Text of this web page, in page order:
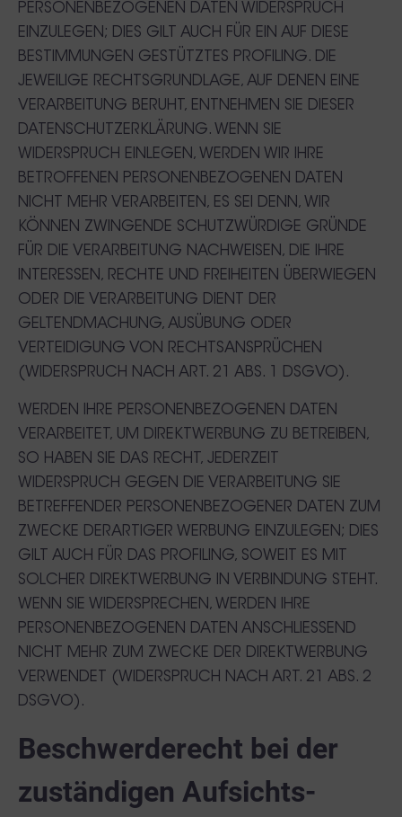
PERSONENBEZOGENEN DATEN WIDERSPRUCH
EINZULEGEN; DIES GILT AUCH FÜR EIN AUF DIESE
BESTIMMUNGEN GESTÜTZTES PROFILING. DIE
JEWEILIGE RECHTSGRUNDLAGE, AUF DENEN EINE
VERARBEITUNG BERUHT, ENTNEHMEN SIE DIESER
DATENSCHUTZERKLÄRUNG. WENN SIE
WIDERSPRUCH EINLEGEN, WERDEN WIR IHRE
BETROFFENEN PERSONENBEZOGENEN DATEN
NICHT MEHR VERARBEITEN, ES SEI DENN, WIR
KÖNNEN ZWINGENDE SCHUTZWÜRDIGE GRÜNDE
FÜR DIE VERARBEITUNG NACHWEISEN, DIE IHRE
INTERESSEN, RECHTE UND FREIHEITEN ÜBERWIEGEN
ODER DIE VERARBEITUNG DIENT DER
GELTENDMACHUNG, AUSÜBUNG ODER
VERTEIDIGUNG VON RECHTSANSPRÜCHEN
(WIDERSPRUCH NACH ART. 21 ABS. 1 DSGVO).
WERDEN IHRE PERSONENBEZOGENEN DATEN
VERARBEITET, UM DIREKTWERBUNG ZU BETREIBEN,
SO HABEN SIE DAS RECHT, JEDERZEIT
WIDERSPRUCH GEGEN DIE VERARBEITUNG SIE
BETREFFENDER PERSONENBEZOGENER DATEN ZUM
ZWECKE DERARTIGER WERBUNG EINZULEGEN; DIES
GILT AUCH FÜR DAS PROFILING, SOWEIT ES MIT
SOLCHER DIREKTWERBUNG IN VERBINDUNG STEHT.
WENN SIE WIDERSPRECHEN, WERDEN IHRE
PERSONENBEZOGENEN DATEN ANSCHLIESSEND
NICHT MEHR ZUM ZWECKE DER DIREKTWERBUNG
VERWENDET (WIDERSPRUCH NACH ART. 21 ABS. 2
DSGVO).
Beschwerde­recht bei der
zuständigen Aufsichts­